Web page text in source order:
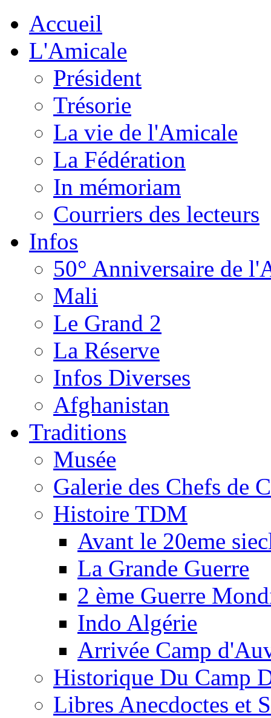
Accueil
L'Amicale
Président
Trésorie
La vie de l'Amicale
La Fédération
In mémoriam
Courriers des lecteurs
Infos
50° Anniversaire de
Mali
Le Grand 2
La Réserve
Infos Diverses
Afghanistan
Traditions
Musée
Galerie des Chefs de
Histoire TDM
Avant le 20eme
La Grande Guerre
2 ème Guerre
Indo Algérie
Arrivée Camp
Historique Du Camp
Libres Anecdoctes et